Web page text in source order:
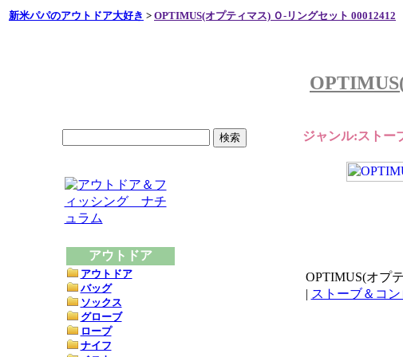
新米パパのアウトドア大好き > OPTIMUS(オプティマス) Ｏ‐リングセット 00012412
アウトドア
アウトドア
バッグ
ソックス
グローブ
ロープ
ナイフ
ジャンル:ストー
OPTIMUS(オプ
| ストーブ＆コン